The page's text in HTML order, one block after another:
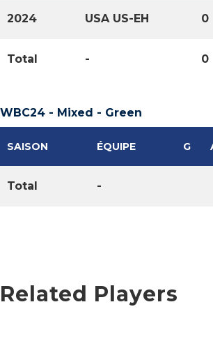
2024 USA US-EH 0
Total - 0
WBC24 - Mixed - Green
SAISON ÉQUIPE G
Total -
Related Players